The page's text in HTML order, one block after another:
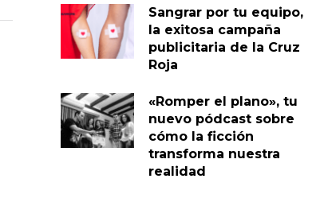
Sangrar por tu equipo,
la exitosa campaña
publicitaria de la Cruz
Roja
«Romper el plano», tu
nuevo pódcast sobre
cómo la ficción
transforma nuestra
realidad